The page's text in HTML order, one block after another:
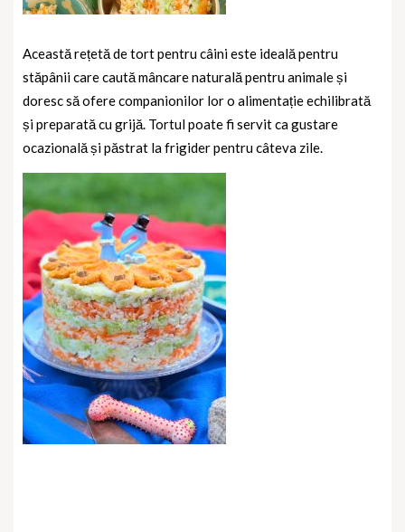
Această rețetă de tort pentru câini este ideală pentru
stăpânii care caută mâncare naturală pentru animale și
doresc să ofere companionilor lor o alimentație echilibrată
și preparată cu grijă. Tortul poate fi servit ca gustare
ocazională și păstrat la frigider pentru câteva zile.